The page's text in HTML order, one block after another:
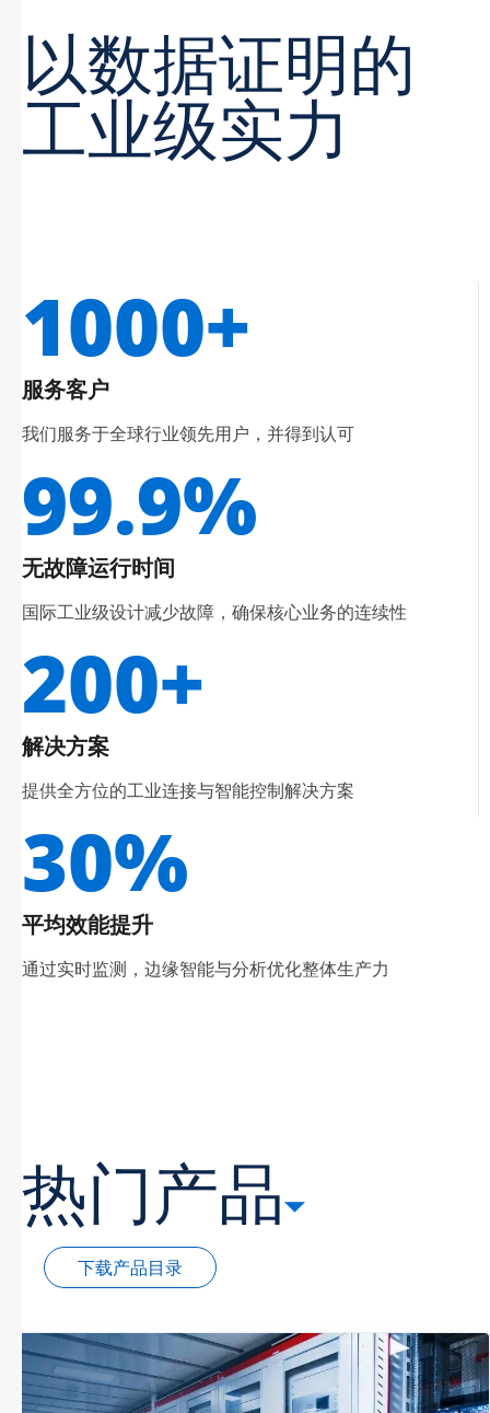
以数据证明的
工业级实力
1000+
服务客户
我们服务于全球行业领先用户，并得到认可
99.9%
无故障运行时间
国际工业级设计减少故障，确保核心业务的连续性
200+
解决方案
提供全方位的工业连接与智能控制解决方案
30%
平均效能提升
通过实时监测，边缘智能与分析优化整体生产力
热门产品
下载产品目录